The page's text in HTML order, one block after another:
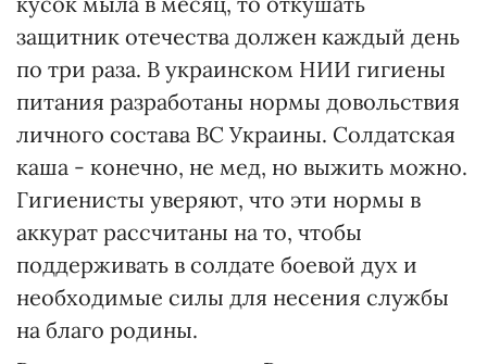
защитник отечества должен каждый день
по три раза. В украинском НИИ гигиены
питания разработаны нормы довольствия
личного состава ВС Украины. Солдатская
каша - конечно, не мед, но выжить можно.
Гигиенисты уверяют, что эти нормы в
аккурат рассчитаны на то, чтобы
поддерживать в солдате боевой дух и
необходимые силы для несения службы
на благо родины.